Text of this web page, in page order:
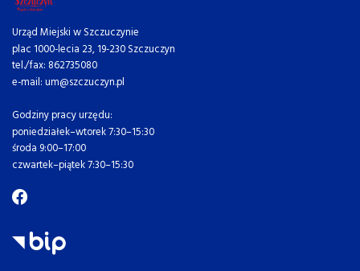
Urząd Miejski w Szczuczynie
plac 1000-lecia 23, 19-230 Szczuczyn
tel./fax: 862735080
e-mail: um@szczuczyn.pl
Godziny pracy urzędu:
poniedziałek–wtorek 7:30–15:30
środa 9:00–17:00
czwartek–piątek 7:30–15:30